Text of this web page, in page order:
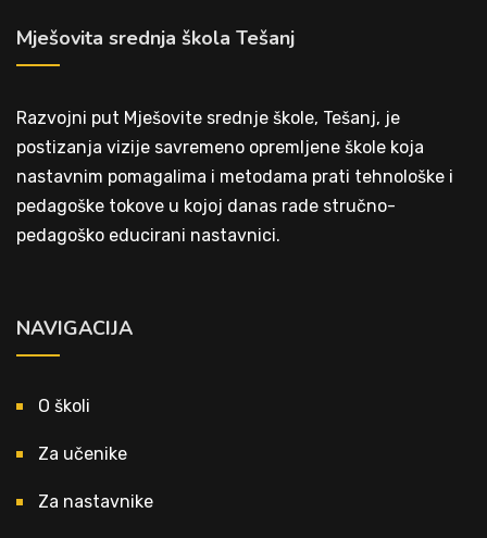
Mješovita srednja škola Tešanj
Razvojni put Mješovite srednje škole, Tešanj, je
postizanja vizije savremeno opremljene škole koja
nastavnim pomagalima i metodama prati tehnološke i
pedagoške tokove u kojoj danas rade stručno-
pedagoško educirani nastavnici.
NAVIGACIJA
O školi
Za učenike
Za nastavnike